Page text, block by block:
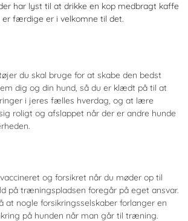
har lyst til at drikke en kop medbragt kaffe
er færdige er i velkomne til det.
du skal bruge for at skabe den bedst
dig og din hund, så du er klædt på til at
i jeres fælles hverdag, og at lære
roligt og afslappet når der er andre hunde
og forsikret når du møder op til
på træningspladsen foregår på eget ansvar.
nogle forsikringsselskaber forlanger en
på hunden når man går til træning.